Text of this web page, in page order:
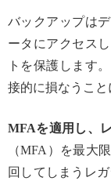
バックアップは
ータにアクセス
トを保護します
接的に損なうこと
MFAを適用し、
（MFA）を最大
回してしまうレ